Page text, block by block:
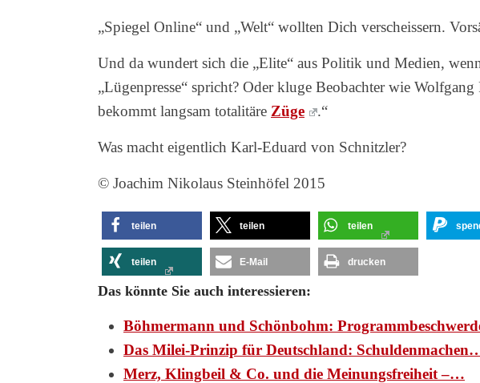
„Spiegel Online“ und „Welt“ wollten Dich verscheissern.
Und da wundert sich die „Elite“ aus Politik und Medien,
„Lügenpresse“ spricht? Oder kluge Beobachter wie
bekommt langsam totalitäre Züge .“
Was macht eigentlich Karl-Eduard von Schnitzler?
© Joachim Nikolaus Steinhöfel 2015
teilen teilen teilen
teilen E-Mail drucken
Das könnte Sie auch interessieren:
Böhmermann und Schönbohm:
Das Milei-Prinzip für Deutschland:
Merz, Klingbeil & Co. und die Meinungsfreiheit –…